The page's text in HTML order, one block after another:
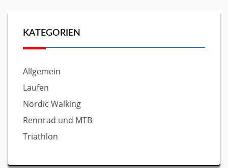
KATEGORIEN
Allgemein
Laufen
Nordic Walking
Rennrad und MTB
Triathlon